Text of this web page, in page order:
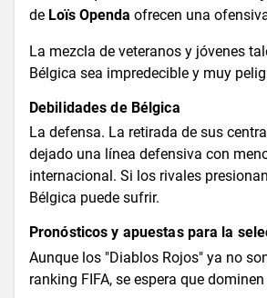
de Loïs Openda ofrecen una
La mezcla de veteranos y jóvenes
Bélgica sea impredecible y muy
Debilidades de Bélgica
La defensa. La retirada de sus
dejado una línea defensiva con
internacional. Si los rivales
Bélgica puede sufrir.
Pronósticos y apuestas para la
Aunque los "Diablos Rojos" ya no
ranking FIFA, se espera que